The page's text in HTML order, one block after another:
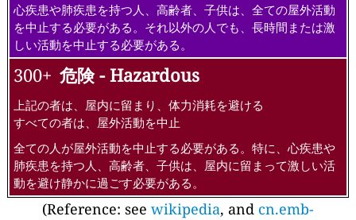
心疾患や肺疾患を持つ人、高齢者、子供は、全ての屋外活動
を中止する必要がある。それ以外の人でも、長時間または激
しい活動を中止する必要がある。
300+ 危険 - Hazardous
上記の者は、屋内に留まり、体力消耗を避ける
すべての者は、屋外活動を中止
全ての人が屋外活動を中止する必要がある。特に、心疾患や
肺疾患を持つ人、高齢者、子供は、屋内に留まって激しい活
動を避け静かに過ごす必要がある。
(Reference: see wikipedia, and cn.emb-